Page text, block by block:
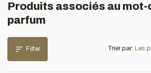
Produits associés au
parfum
Filter Trier par: